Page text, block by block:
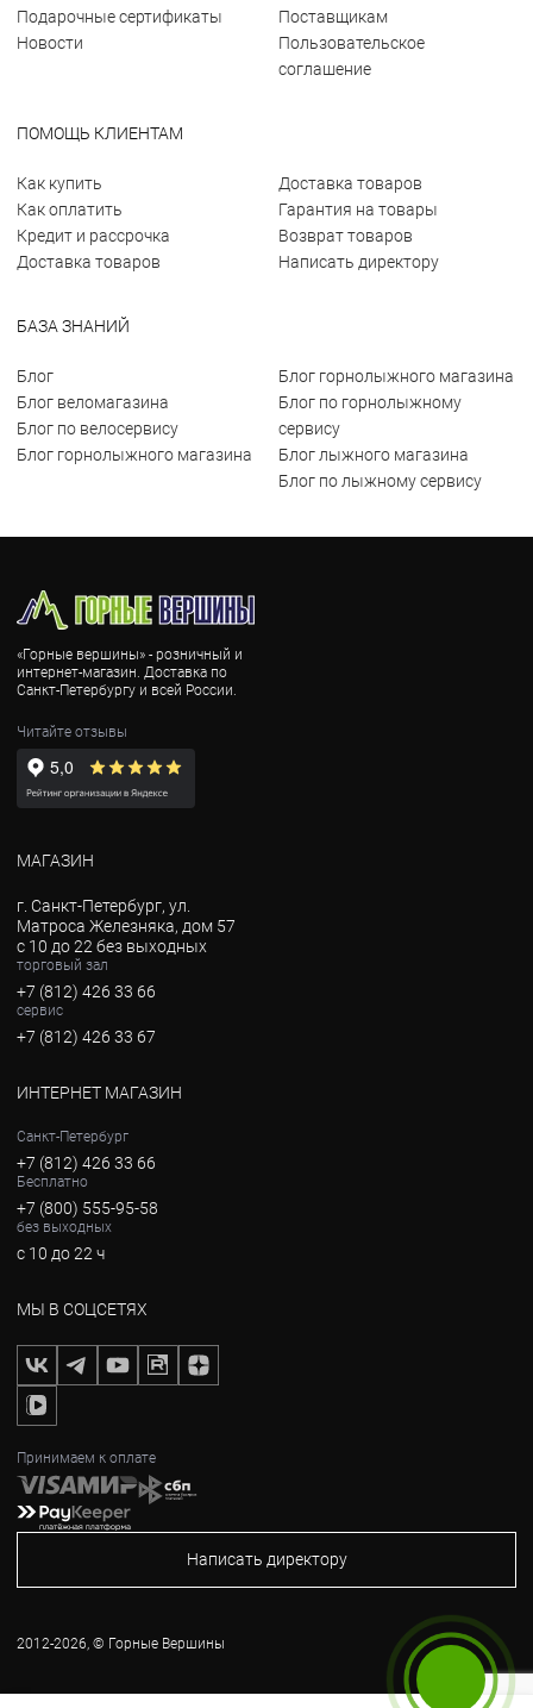
Подарочные сертификаты
Новости
Поставщикам
Пользовательское
соглашение
ПОМОЩЬ КЛИЕНТАМ
Как купить
Как оплатить
Кредит и рассрочка
Доставка товаров
Доставка товаров
Гарантия на товары
Возврат товаров
Написать директору
БАЗА ЗНАНИЙ
Блог
Блог веломагазина
Блог по велосервису
Блог горнолыжного магазина
Блог горнолыжного магазина
Блог по горнолыжному
сервису
Блог лыжного магазина
Блог по лыжному сервису
«Горные вершины» - розничный и
интернет-магазин. Доставка по
Санкт-Петербургу и всей России.
Читайте отзывы
МАГАЗИН
г. Санкт-Петербург, ул.
Матроса Железняка, дом 57
с 10 до 22 без выходных
торговый зал
+7 (812) 426 33 66
сервис
+7 (812) 426 33 67
ИНТЕРНЕТ МАГАЗИН
Санкт-Петербург
+7 (812) 426 33 66
Бесплатно
+7 (800) 555-95-58
без выходных
с 10 до 22 ч
МЫ В СОЦСЕТЯХ
Принимаем к оплате
Написать директору
2012-2026, © Горные Вершины